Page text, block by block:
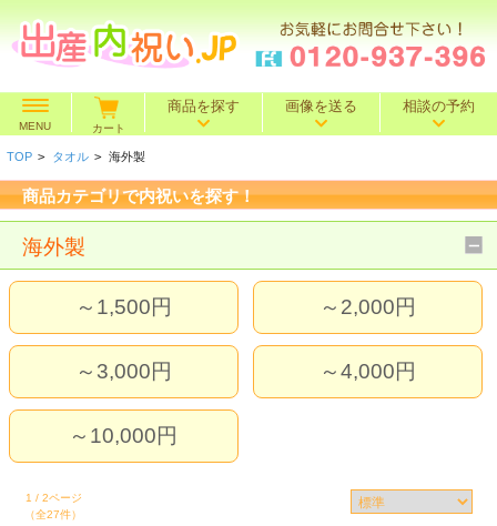
MENU カート
商品を探す
価格で探す
～2,000円 ～3,000円 ～4,000円
～5,000円 ～10,000円 10,001円～
BOXセット
名入れギフト
送料込み
タオル
画像を送る 相談の予約
TOP > タオル > 海外製
商品カテゴリで内祝いを探す！
海外製
～1,500円
～3,000円
～10,000円
～2,000円
～4,000円
1 / 2ページ
（全27件）